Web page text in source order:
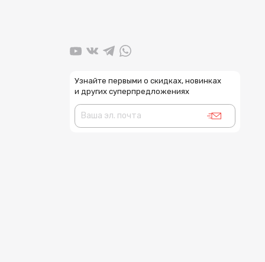
Узнайте первыми о скидках, новинках
и других суперпредложениях